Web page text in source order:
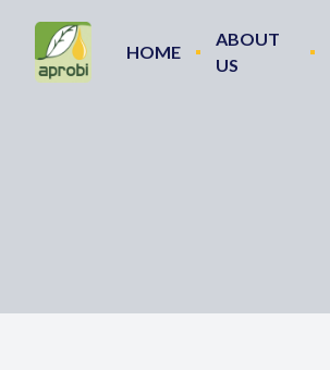
HOME
ABOUT
US